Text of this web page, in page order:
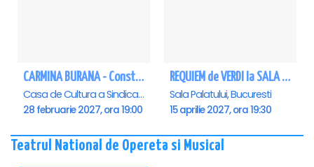
CARMINA BURANA - Constanta
Casa de Cultura a Sindicatelor - Sala Mare, Constanta
28 februarie 2027, ora 19:00
REQUIEM de VERDI la SALA PALATULUI
Sala Palatului, Bucuresti
15 aprilie 2027, ora 19:30
Teatrul National de Opereta si Musical